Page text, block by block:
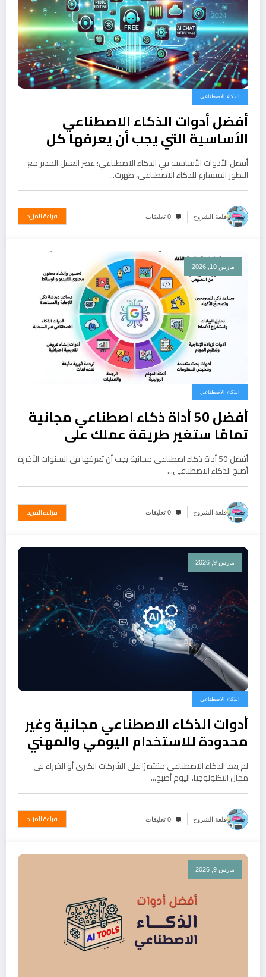
الذكاء الاصطناعي
أفضل أدوات الذكاء الاصطناعي
الأساسية التي يجب أن يعرفها كل
مستخدم
أفضل الأدوات الأساسية في الذكاء الاصطناعي: عصر العقل المدبر مع
التطور المتسارع للذكاء الاصطناعي، ظهرت…
قلعة الشروح 0 تعليقات قراءة المزيد
مارس 10, 2026
الذكاء الاصطناعي
أفضل 50 أداة ذكاء اصطناعي مجانية
تمامًا ستغير طريقة عملك على
الإنترنتأفضل 50 أداة ذكاء اصطناعي مجانية يجب أن تعرفها في السنوات الأخيرة
أصبح الذكاء الاصطناعي…
قلعة الشروح 0 تعليقات قراءة المزيد
مارس 9, 2026
الذكاء الاصطناعي
أدوات الذكاء الاصطناعي مجانية وغير
محدودة للاستخدام اليومي والمهني
لم يعد الذكاء الاصطناعي مقتصرًا على الشركات الكبرى أو الخبراء في
مجال التكنولوجيا. اليوم أصبح…
قلعة الشروح 0 تعليقات قراءة المزيد
مارس 9, 2026